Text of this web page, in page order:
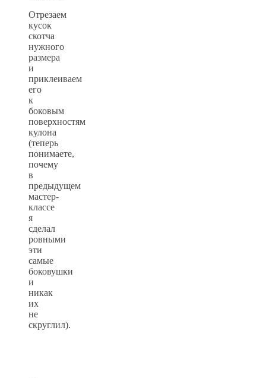
Отрезаем
кусок
скотча
нужного
размера
и
приклеиваем
его
к
боковым
поверхностям
кулона
(теперь
понимаете,
почему
в
предыдущем
мастер-
классе
я
сделал
ровными
эти
самые
боковушки
и
никак
их
не
скруглил).